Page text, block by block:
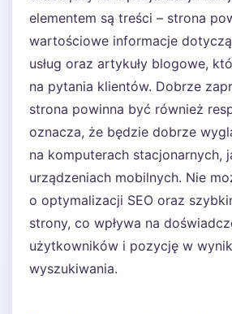
elementem są treści – strona
wartościowe informacje
usług oraz artykuły blogowe,
na pytania klientów. Dobrze
strona powinna być również
oznacza, że będzie dobrze
na komputerach stacjonarnych,
urządzeniach mobilnych. Nie
o optymalizacji SEO oraz
strony, co wpływa na
użytkowników i pozycję w
wyszukiwania.